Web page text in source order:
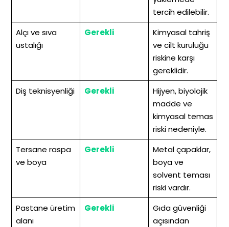
tercih edilebilir.
Alçı ve sıva
ustalığı
Gerekli
Kimyasal tahriş
ve cilt kuruluğu
riskine karşı
gereklidir.
Diş teknisyenliği
Gerekli
Hijyen, biyolojik
madde ve
kimyasal temas
riski nedeniyle.
Tersane raspa
ve boya
Gerekli
Metal çapaklar,
boya ve
solvent teması
riski vardır.
Pastane üretim
alanı
Gerekli
Gıda güvenliği
açısından